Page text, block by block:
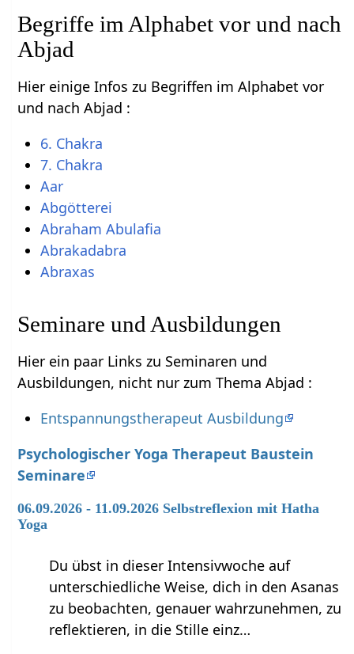
Begriffe im Alphabet vor und nach
Abjad
Hier einige Infos zu Begriffen im Alphabet vor
und nach Abjad :
6. Chakra
7. Chakra
Aar
Abgötterei
Abraham Abulafia
Abrakadabra
Abraxas
Seminare und Ausbildungen
Hier ein paar Links zu Seminaren und
Ausbildungen, nicht nur zum Thema Abjad :
Entspannungstherapeut Ausbildung
Psychologischer Yoga Therapeut Baustein
Seminare
06.09.2026 - 11.09.2026 Selbstreflexion mit Hatha
Yoga
Du übst in dieser Intensivwoche auf
unterschiedliche Weise, dich in den Asanas
zu beobachten, genauer wahrzunehmen, zu
reflektieren, in die Stille einz…